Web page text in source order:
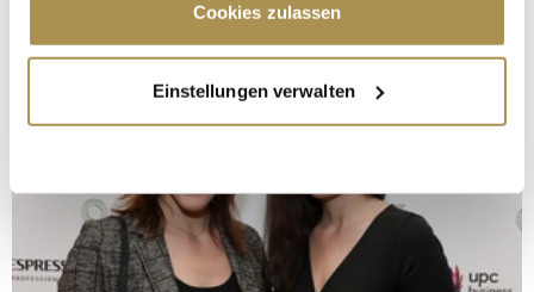
Trigger Symbol ändern oder widerrufen
Informationen über Ihre geografische Lage
erfassen, welche bis auf einige Meter genau sein
bestimmten Merkmalen (Fingerprinting) identifizieren
Erfahren Sie mehr darüber, wie Ihre persönlichen Daten
verarbeitet werden, und legen Sie Ihre Präferenzen im
Cookies zulassen
Einstellungen verwalten